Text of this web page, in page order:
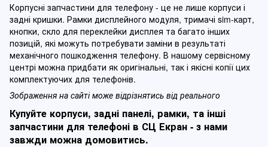
Корпусні запчастини для телефону - це не лише корпуси і
задні кришки. Рамки дисплейного модуля, тримачі sim-карт,
кнопки, скло для переклейки дисплея та багато інших
позицій, які можуть потребувати заміни в результаті
механічного пошкодження телефону. В нашому сервісному
центрі можна придбати як оригінальні, так і якісні копії цих
комплектуючих для телефонів.
Зображення на сайті може відрізнятись від реального
Купуйте корпуси, задні панелі, рамки, та інші
запчастини для телефоні в СЦ Екран - з нами
завжди можна домовитись.